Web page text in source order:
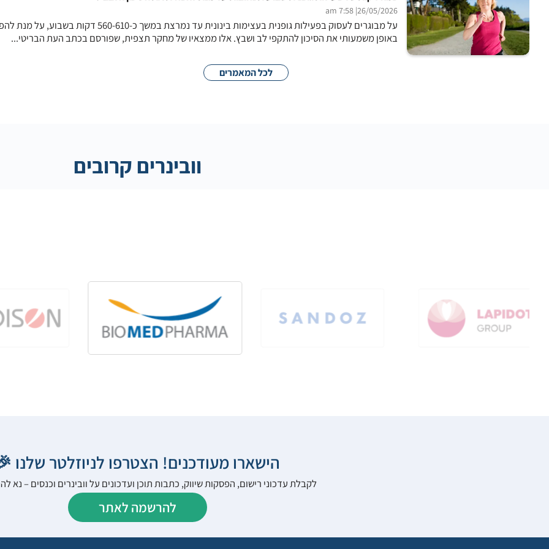
26/05/2026
| 7:58 am
על מבוגרים לעסוק בפעילות גופנית בעצימות בינונית עד נמרצת במשך כ-560-610 דקות
באופן משמעותי את הסיכון להתקפי לב ושבץ. אלו ממצאיו של מחקר תצפית, שפורסם בכתב העת הבריטי...
לכל המאמרים
וובינרים קרובים
הישארו מעודכנים! הצטרפו לניוזלטר שלנו
לקבלת עדכוני רישום, הפסקות שיווק, כתבות תוכן ועדכונים על וובינרים וכנסים – נא
להרשמה לאתר